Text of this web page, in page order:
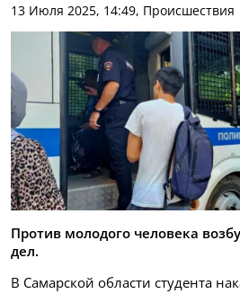
13 Июля 2025, 14:49, Происшествия
Против молодого человека
дел.
В Самарской области студента